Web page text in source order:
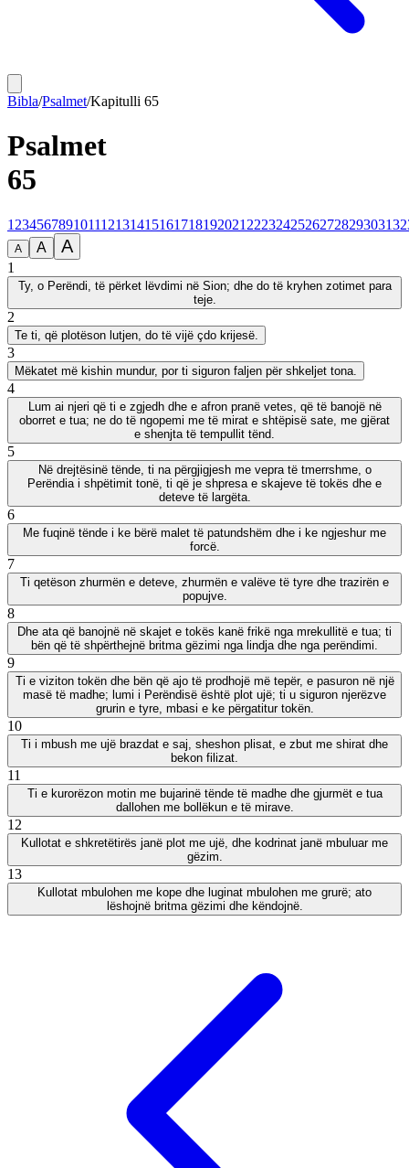
Bibla/Psalmet/Kapitulli 65
Psalmet
65
1 23456789101112131415161718192021 2223242526272829303132
A A A
1
Ty, o Perëndi, të përket lëvdimi në Sion; dhe do të kryhen zotimet para
teje.
2
Te ti, që plotëson lutjen, do të vijë çdo krijesë.
3
Mëkatet më kishin mundur, por ti siguron faljen për shkeljet tona.
4
Lum ai njeri që ti e zgjedh dhe e afron pranë vetes, që të banojë në
oborret e tua; ne do të ngopemi me të mirat e shtëpisë sate, me gjërat
e shenjta të tempullit tënd.
5
Në drejtësinë tënde, ti na përgjigjesh me vepra të tmerrshme, o
Perëndia i shpëtimit tonë, ti që je shpresa e skajeve të tokës dhe e
deteve të largëta.
6
Me fuqinë tënde i ke bërë malet të patundshëm dhe i ke ngjeshur me
forcë.
7
Ti qetëson zhurmën e deteve, zhurmën e valëve të tyre dhe trazirën e
popujve.
8
Dhe ata që banojnë në skajet e tokës kanë frikë nga mrekullitë e tua; ti
bën që të shpërthejnë britma gëzimi nga lindja dhe nga perëndimi.
9
Ti e viziton tokën dhe bën që ajo të prodhojë më tepër, e pasuron në një
masë të madhe; lumi i Perëndisë është plot ujë; ti u siguron njerëzve
grurin e tyre, mbasi e ke përgatitur tokën.
10
Ti i mbush me ujë brazdat e saj, sheshon plisat, e zbut me shirat dhe
bekon filizat.
11
Ti e kurorëzon motin me bujarinë tënde të madhe dhe gjurmët e tua
dallohen me bollëkun e të mirave.
12
Kullotat e shkretëtirës janë plot me ujë, dhe kodrinat janë mbuluar me
gëzim.
13
Kullotat mbulohen me kope dhe luginat mbulohen me grurë; ato
lëshojnë britma gëzimi dhe këndojnë.